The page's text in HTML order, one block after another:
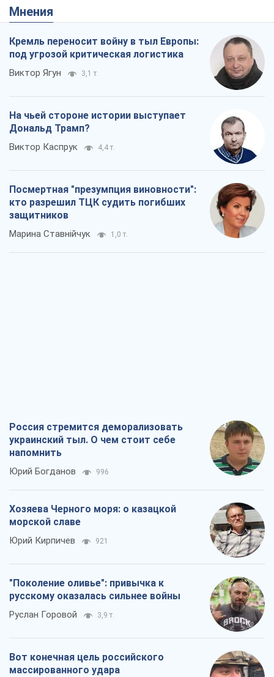
Мнения
Кремль переносит войну в тыл Европы:
под угрозой критическая логистика
Виктор Ягун 3,1 т.
На чьей стороне истории выступает
Дональд Трамп?
Виктор Каспрук 4,4 т.
Посмертная "презумпция виновности":
кто разрешил ТЦК судить погибших
защитников
Марина Ставнійчук 1,0 т.
Россия стремится деморализовать
украинский тыл. О чем стоит себе
напомнить
Юрий Богданов 996
Хозяева Черного моря: о казацкой
морской славе
Юрий Кирпичев 921
"Поколение оливье": привычка к
русскому оказалась сильнее войны
Руслан Горовой 3,9 т.
Вот конечная цель российского
массированного удара